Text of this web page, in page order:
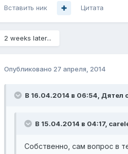
Вставить ник Цитата
2 weeks later...
Опубликовано 27 апреля, 2014
В 16.04.2014 в 06:54, Дятел
В 15.04.2014 в 04:17,
Собственно, сам вопрос в